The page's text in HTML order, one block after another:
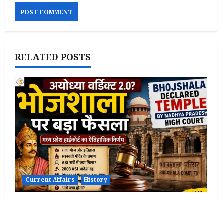
RELATED POSTS
Current Affairs History